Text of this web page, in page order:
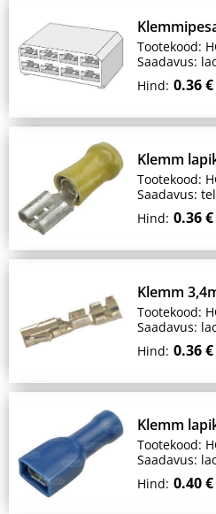
Tootekood:
Saadavus:
Hind: 0.36 €
Klemm
Tootekood:
Saadavus:
Hind: 0.36 €
Klemm
Tootekood:
Saadavus:
Hind: 0.36 €
Klemm
Tootekood:
Saadavus:
Hind: 0.40 €